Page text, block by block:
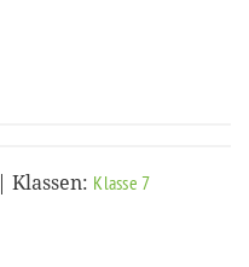
| Klassen: Klasse 7